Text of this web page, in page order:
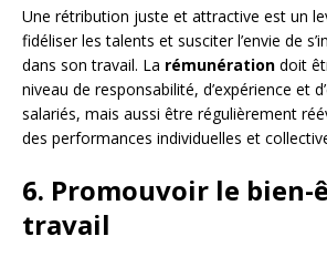
Une rétribution juste et attractive est un
fidéliser les talents et susciter l’envie de
dans son travail. La rémunération doit
niveau de responsabilité, d’expérience et
salariés, mais aussi être régulièrement
des performances individuelles et
6. Promouvoir le bien-
travail